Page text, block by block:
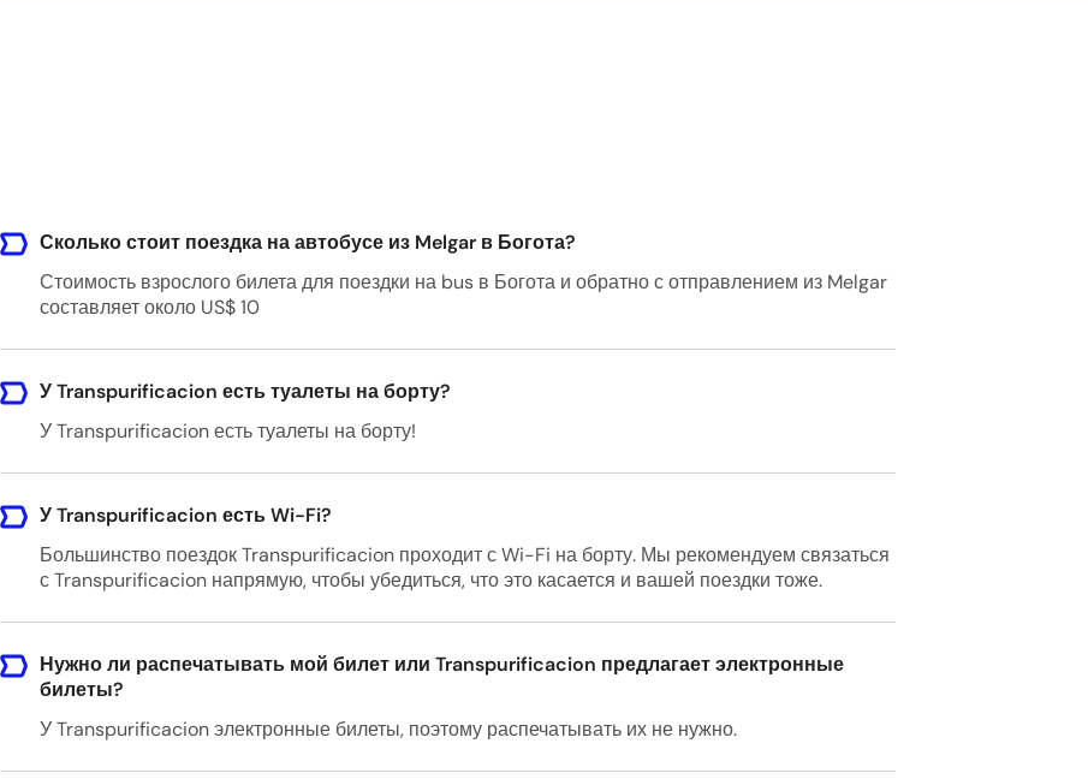
Сколько стоит поездка на автобусе из Melgar в Богота?
Стоимость взрослого билета для поездки на bus в Богота и обратно с отправлением из Melgar
составляет около US$ 10
У Transpurificacion есть туалеты на борту?
У Transpurificacion есть туалеты на борту!
У Transpurificacion есть Wi-Fi?
Большинство поездок Transpurificacion проходит с Wi-Fi на борту. Мы рекомендуем связаться
с Transpurificacion напрямую, чтобы убедиться, что это касается и вашей поездки тоже.
Нужно ли распечатывать мой билет или Transpurificacion предлагает электронные
билеты?
У Transpurificacion электронные билеты, поэтому распечатывать их не нужно.